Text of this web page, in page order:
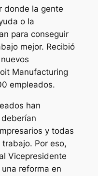
donde la gente
o la
para conseguir
mejor. Recibió
Manufacturing
empleados.
han
y todas
Por eso,
Vicepresidente
reforma en